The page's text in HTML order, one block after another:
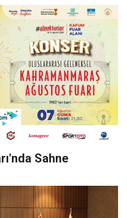
Sahne